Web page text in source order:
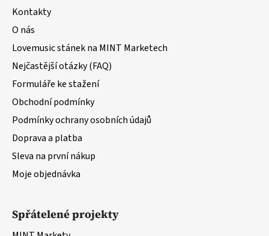
Kontakty
O nás
Lovemusic stánek na MINT Marketech
Nejčastější otázky (FAQ)
Formuláře ke stažení
Obchodní podmínky
Podmínky ochrany osobních údajů
Doprava a platba
Sleva na první nákup
Moje objednávka
Spřátelené projekty